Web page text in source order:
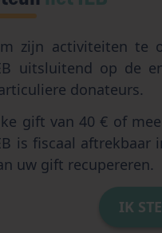
zijn activiteiten te
uitsluitend op de
donateurs.
gift van 40 € of
is fiscaal aftrekbaar
uw gift recupereren.
IK